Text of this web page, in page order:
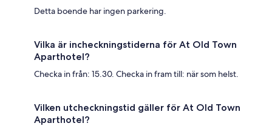
Detta boende har ingen parkering.
Vilka är incheckningstiderna för At Old Town
Aparthotel?
Checka in från: 15.30. Checka in fram till: när som helst.
Vilken utcheckningstid gäller för At Old Town
Aparthotel?